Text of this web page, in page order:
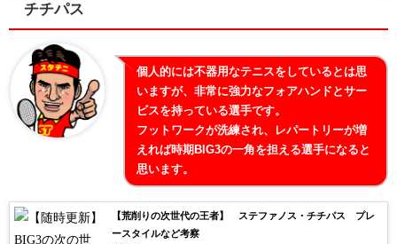
チチパス
個人的には不器用なテニスをしているとは思
いますが、非常に強力なフォアハンドとサー
ビスを持っている選手です。
フットワークが洗練され、レパートリーが増
えれば時期BIG3の一角を担える選手になると
思います。
【荒削りの次世代の王者】 ステファノス・チチパス プレ
ースタイルなど考察